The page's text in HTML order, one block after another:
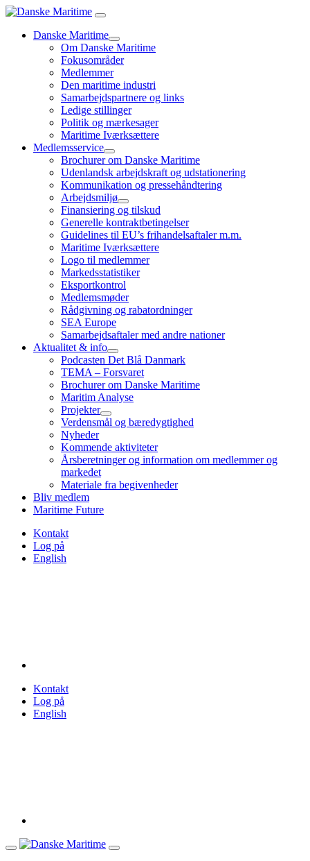
Danske Maritime
Om Danske Maritime
Fokusområder
Medlemmer
Den maritime industri
Samarbejdspartnere og links
Ledige stillinger
Politik og mærkesager
Maritime Iværksættere
Medlemsservice
Brochurer om Danske Maritime
Udenlandsk arbejdskraft og udstationering
Kommunikation og pressehåndtering
Arbejdsmiljø
Finansiering og tilskud
Generelle kontraktbetingelser
Guidelines til EU’s frihandelsaftaler m.m.
Maritime Iværksættere
Logo til medlemmer
Markedsstatistiker
Eksportkontrol
Medlemsmøder
Rådgivning og rabatordninger
SEA Europe
Samarbejdsaftaler med andre nationer
Aktualitet & info
Podcasten Det Blå Danmark
TEMA – Forsvaret
Brochurer om Danske Maritime
Maritim Analyse
Projekter
Verdensmål og bæredygtighed
Nyheder
Kommende aktiviteter
Årsberetninger og information om medlemmer og
markedet
Materiale fra begivenheder
Bliv medlem
Maritime Future
Kontakt
Log på
English
Kontakt
Log på
English